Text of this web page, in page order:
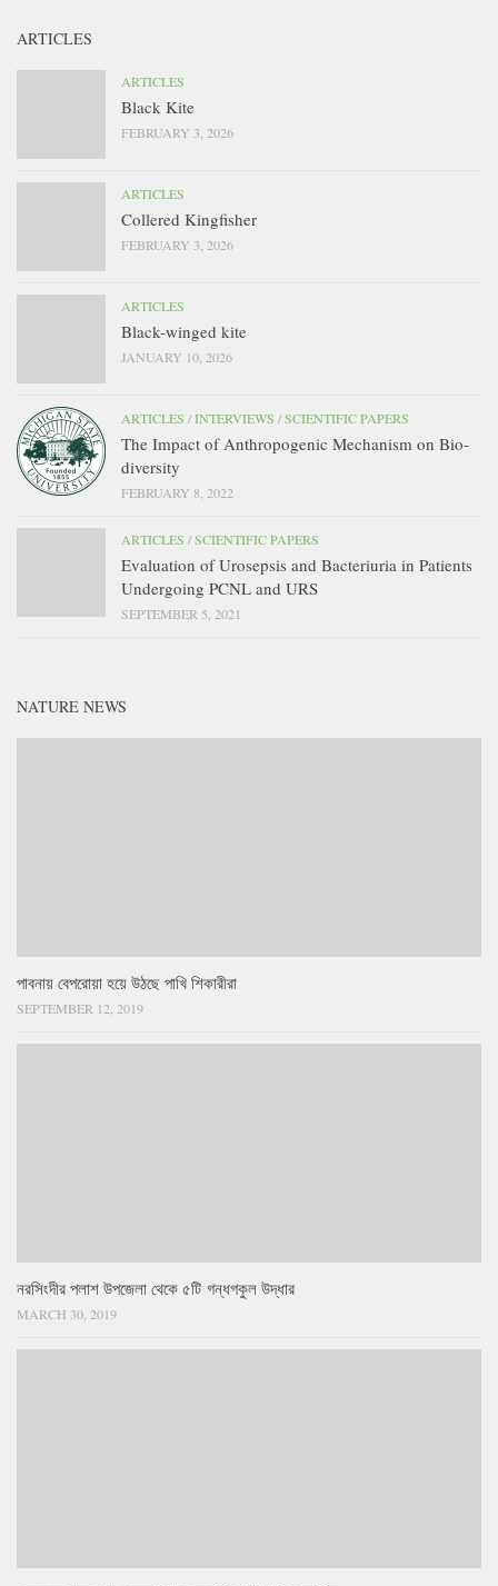
ARTICLES
ARTICLES
Black Kite
FEBRUARY 3, 2026
ARTICLES
Collered Kingfisher
FEBRUARY 3, 2026
ARTICLES
Black-winged kite
JANUARY 10, 2026
ARTICLES /INTERVIEWS /SCIENTIFIC PAPERS
The Impact of Anthropogenic Mechanism on Bio-
diversity
FEBRUARY 8, 2022
ARTICLES /SCIENTIFIC PAPERS
Evaluation of Urosepsis and Bacteriuria in Patients
Undergoing PCNL and URS
SEPTEMBER 5, 2021
NATURE NEWS
পাবনায় বেপরোয়া হয়ে উঠছে পাখি শিকারীরা
SEPTEMBER 12, 2019
নরসিংদীর পলাশ উপজেলা থেকে ৫টি গন্ধগকুল উদ্ধার
MARCH 30, 2019